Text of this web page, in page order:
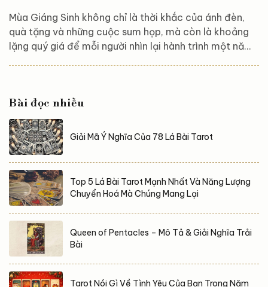
Mùa Giáng Sinh không chỉ là thời khắc của ánh đèn,
quà tặng và những cuộc sum họp, mà còn là khoảng
lặng quý giá để mỗi người nhìn lại hành trình một năm
hiểu, buông bỏ và mang theo bước sang năm mới. Hãy
hít thở thật sâu, giữ tâm trí cởi mở và cùng khám phá
trải bài Tarot dành riêng cho bạn trong...
Bài đọc nhiều
Giải Mã Ý Nghĩa Của 78 Lá Bài Tarot
Top 5 Lá Bài Tarot Mạnh Nhất Và Năng Lượng
Chuyển Hoá Mà Chúng Mang Lại
Queen of Pentacles – Mô Tả & Giải Nghĩa Trải
Bài
Tarot Nói Gì Về Tình Yêu Của Bạn Trong Năm